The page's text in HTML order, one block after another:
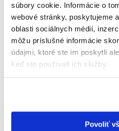
súbory cookie. Informácie o
webové stránky, poskytujeme
oblasti sociálnych médií,
môžu príslušné informácie
údajmi, ktoré ste im poskytli
keď ste používali ich služby.
Povoliť